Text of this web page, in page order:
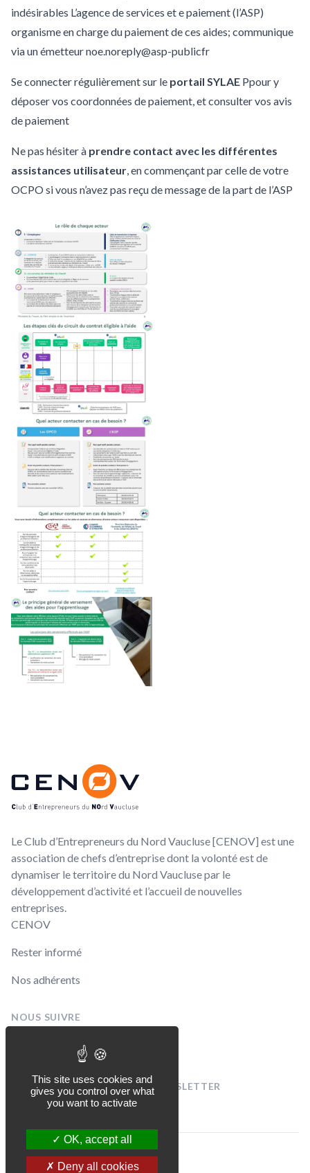
indésirables L’agence de services et e paiement (l’ASP)
organisme en charge du paiement de ces aides; communique
via un émetteur noe.noreply@asp-publicfr
Se connecter régulièrement sur le portail SYLAE Ppour y
déposer vos coordonnées de paiement, et consulter vos avis
de paiement
Ne pas hésiter à prendre contact avec les différentes
assistances utilisateur, en commençant par celle de votre
OCPO si vous n’avez pas reçu de message de la part de l’ASP
CENOV
Le Club d’Entrepreneurs du Nord Vaucluse [CENOV] est une
association de chefs d’entreprise dont la volonté est de
dynamiser le territoire du Nord Vaucluse par le
développement d’activité et l’accueil de nouvelles
entreprises.
CENOV
Rester informé
Nos adhérents
NOUS SUIVRE
Facebook
INSCRIVEZ-VOUS À NOTRE NEWSLETTER
[sibwp_form id=1]
© CENOV 2026
This site uses cookies and
gives you control over what
you want to activate
OK, accept all
Deny all cookies